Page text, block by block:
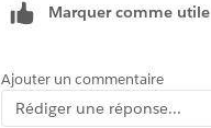
Marquer comme utile
Ajouter un commentaire
Rédiger une réponse...